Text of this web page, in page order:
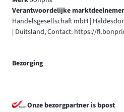
Verantwoordelijke
Handelsgesellschaft mbH |
| Duitsland, Contact: https://
Bezorging
Onze bezorgpartner is bpost